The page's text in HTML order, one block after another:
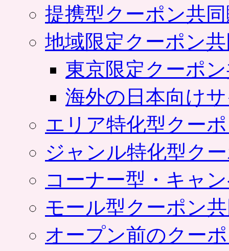
提携型クーポン共
地域限定クーポン
東京限定クーポ
海外の日本向け
エリア特化型クー
ジャンル特化型ク
コーナー型・キャ
モール型クーポン
オープン前のクー